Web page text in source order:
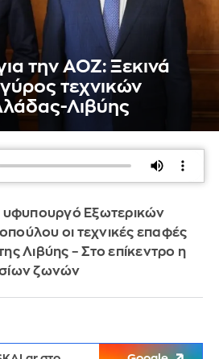
την ΑΟΖ: Ξεκινά
τεχνικών
Λιβύης
υφυπουργό Εξωτερικών
οι τεχνικές επαφές
Λιβύης – Στο επίκεντρο η
ζωνών